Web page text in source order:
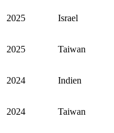
2025 Israel
2025 Taiwan
2024 Indien
2024 Taiwan